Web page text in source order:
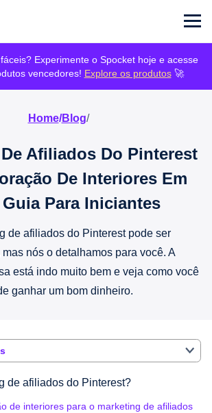
Experimente o Spocket hoje e acesse
vencedores! Explore os produtos🚀
Home/Blog/
Afiliados Do Pinterest
De Interiores Em
Guia Para Iniciantes
de afiliados do Pinterest pode ser
nós o detalhamos para você. A
está indo muito bem e veja como você
ganhar um bom dinheiro.
de afiliados do Pinterest?
de interiores para o marketing de afiliados